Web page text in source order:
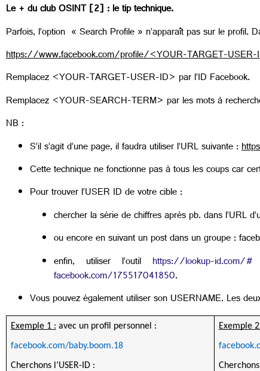
Le + du club OSINT [2] : le tip technique.
Parfois, l’option « Search Profile » n’apparaît pas sur le profil.
https://www.facebook.com/profile/<YOUR-TARGET-
Remplacez <YOUR-TARGET-USER-ID> par l’ID Facebook.
Remplacez <YOUR-SEARCH-TERM> par les mots à
NB :
S’il s’agit d’une page, il faudra utiliser l’URL suivante :
Cette technique ne fonctionne pas à tous les coups car
Pour trouver l’USER ID de votre cible :
chercher la série de chiffres après pb. dans l’URL
ou encore en suivant un post dans un groupe :
enfin, utiliser l’outil https://lookup-id.com/#
facebook.com/175517041850.
Vous pouvez également utiliser son USERNAME. Les
Exemple 1 : avec un profil personnel :
facebook.com/baby.boom.18
Cherchons l’USER-ID :
Exemple
Cherchons